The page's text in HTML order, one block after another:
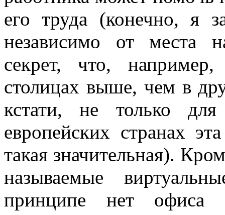
его труда (конечно, я
независимо от места
секрет, что,
столицах выше, чем в
кстати, не только
европейских странах
такая значительная).
называемые
принципе нет офиса